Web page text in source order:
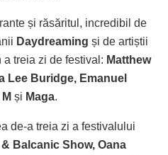
și răsăritul, incredibil de
Daydreaming și de artiștii
treia zi de festival: Matthew
Lee Buridge, Emanuel
și Maga.
de-a treia zi a festivalului
Balcanic Show, Oana